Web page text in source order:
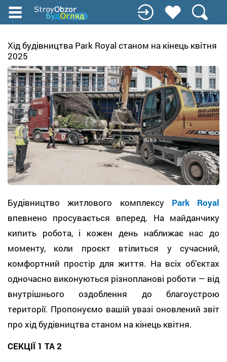
Перейти
содержанию
Хід будівництва Park Royal станом на кінець квітня
2025
Будівництво житлового комплексу Park Royal
впевнено просувається вперед. На майданчику
кипить робота, і кожен день наближає нас до
моменту, коли проєкт втілиться у сучасний,
комфортний простір для життя. На всіх об’єктах
одночасно виконуються різнопланові роботи — від
внутрішнього оздоблення до благоустрою
території. Пропонуємо вашій увазі оновлений звіт
про хід будівництва станом на кінець квітня.
СЕКЦІЇ 1 ТА 2